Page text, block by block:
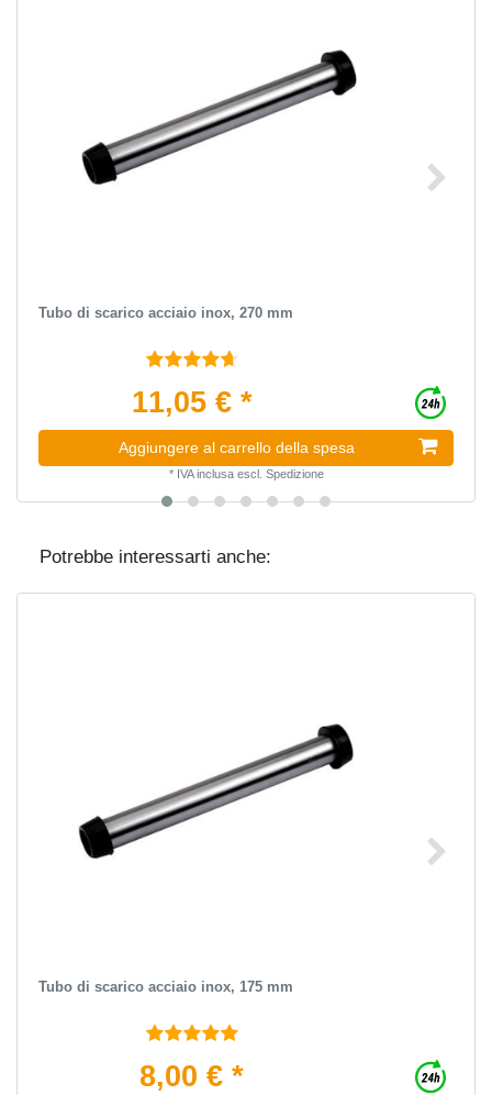
Tubo di scarico acciaio inox, 270 mm
11,05 € *
Aggiungere al carrello della spesa
* IVA inclusaescl. Spedizione
Potrebbe interessarti anche:
Tubo di scarico acciaio inox, 175 mm
8,00 € *